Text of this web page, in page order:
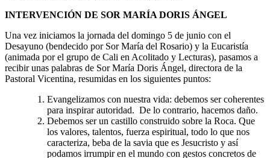
INTERVENCIÓN DE SOR MARÍA DORIS ÁNGEL
Una vez iniciamos la jornada del domingo 5 de junio con el
Desayuno (bendecido por Sor María del Rosario) y la Eucaristía
(animada por el grupo de Cali en Acolitado y Lecturas), pasamos a
recibir unas palabras de Sor María Doris Ángel, directora de la
Pastoral Vicentina, resumidas en los siguientes puntos:
Evangelizamos con nuestra vida: debemos ser coherentes
para inspirar autoridad. De lo contrario, hacemos daño.
Debemos ser un castillo construido sobre la Roca. Que
los valores, talentos, fuerza espiritual, todo lo que nos
caracteriza, beba de la savia que es Jesucristo y así
podamos irrumpir en el mundo con gestos concretos de